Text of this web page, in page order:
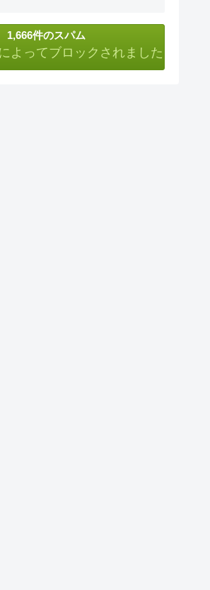
1,666件のスパム
よってブロックされました